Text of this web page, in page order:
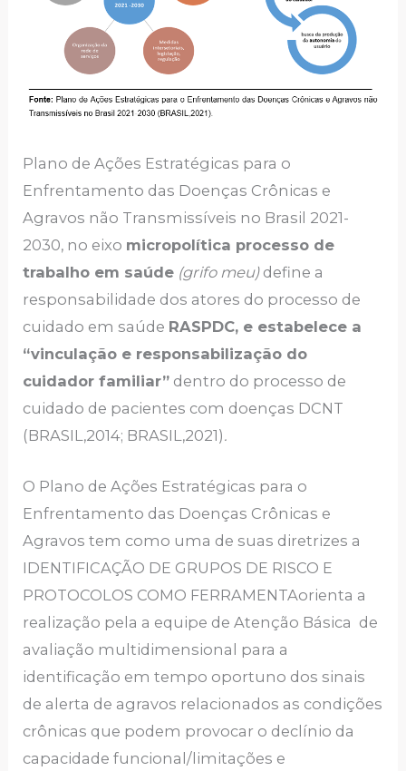
Plano de Ações Estratégicas para o
Enfrentamento das Doenças Crônicas e
Agravos não Transmissíveis no Brasil 2021-
2030, no eixo micropolítica processo de
trabalho em saúde (grifo meu)define a
responsabilidade dos atores do processo de
cuidado em saúde RASPDC, e estabelece a
“vinculação e responsabilização do
cuidador familiar” dentro do processo de
cuidado de pacientes com doenças DCNT
(BRASIL,2014; BRASIL,2021).
O Plano de Ações Estratégicas para o
Enfrentamento das Doenças Crônicas e
Agravos tem como uma de suas diretrizes a
IDENTIFICAÇÃO DE GRUPOS DE RISCO E
PROTOCOLOS COMO FERRAMENTAorienta a
realização pela a equipe de Atenção Básica de
avaliação multidimensional para a
identificação em tempo oportuno dos sinais
de alerta de agravos relacionados as condições
crônicas que podem provocar o declínio da
capacidade funcional/limitações e